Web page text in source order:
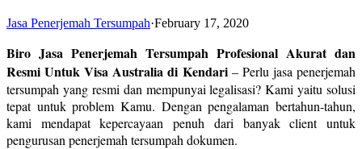
Jasa Penerjemah Tersumpah·February 17, 2020
Biro Jasa Penerjemah Tersumpah Profesional Akurat dan
Resmi Untuk Visa Australia di Kendari– Perlu jasa penerjemah
tersumpah yang resmi dan mempunyai legalisasi? Kami yaitu solusi
tepat untuk problem Kamu. Dengan pengalaman bertahun-tahun,
kami mendapat kepercayaan penuh dari banyak client untuk
pengurusan penerjemah tersumpah dokumen.